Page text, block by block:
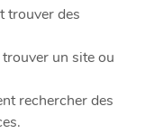
trouver des
un site ou
rechercher des